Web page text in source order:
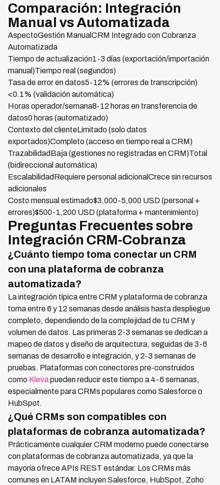
Comparación: Integración
Manual vs Automatizada
AspectoGestión ManualCRM Integrado con Cobranza
Automatizada
Tiempo de actualización1-3 días (exportación/importación
manual)Tiempo real (segundos)
Tasa de error en datos5-12% (errores de transcripción)
<0.1% (validación automática)
Horas operador/semana8-12 horas en transferencia de
datos0 horas (automatizado)
Contexto del clienteLimitado (solo datos
exportados)Completo (acceso en tiempo real a CRM)
TrazabilidadBaja (gestiones no registradas en CRM)Total
(bidireccional automática)
EscalabilidadRequiere personal adicionalCrece sin recursos
adicionales
Costo mensual estimado$3,000-5,000 USD (personal +
errores)$500-1,200 USD (plataforma + mantenimiento)
Preguntas Frecuentes sobre
Integración CRM-Cobranza
¿Cuánto tiempo toma conectar un CRM
con una plataforma de cobranza
automatizada?
La integración típica entre CRM y plataforma de cobranza
toma entre 6 y 12 semanas desde análisis hasta despliegue
completo, dependiendo de la complejidad de tu CRM y
volumen de datos. Las primeras 2-3 semanas se dedican a
mapeo de datos y diseño de arquitectura, seguidas de 3-6
semanas de desarrollo e integración, y 2-3 semanas de
pruebas. Plataformas con conectores pre-construidos
como Klevapueden reducir este tiempo a 4-6 semanas,
especialmente para CRMs populares como Salesforce o
HubSpot.
¿Qué CRMs son compatibles con
plataformas de cobranza automatizada?
Prácticamente cualquier CRM moderno puede conectarse
con plataformas de cobranza automatizada, ya que la
mayoría ofrece APIs REST estándar. Los CRMs más
comunes en LATAM incluyen Salesforce, HubSpot, Zoho